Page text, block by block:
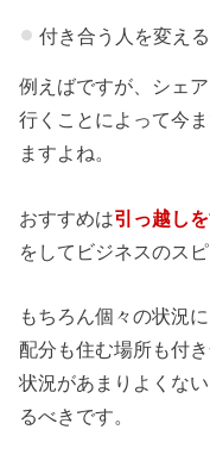
付き合う人を変える
例えばですが、シェ
行くことによって今
ますよね。
おすすめは引っ越し
をしてビジネスのス
もちろん個々の状況
配分も住む場所も付
状況があまりよくな
るべきです。